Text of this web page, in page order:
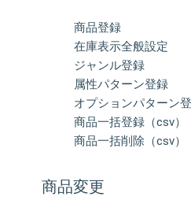
商品登録
在庫表示全般設定
ジャンル登録
属性パターン登録
オプションパターン
商品一括登録（csv）
商品一括削除（csv）
商品変更